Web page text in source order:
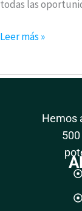
todas las
empleado
independiente
Leer más »
Hemos